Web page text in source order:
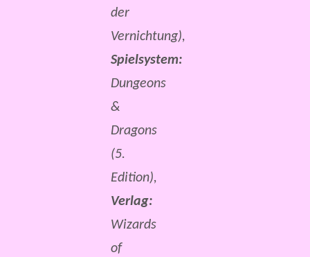
der
Vernichtung),
Spielsystem:
Dungeons
&
Dragons
(5.
Edition),
Verlag:
Wizards
of